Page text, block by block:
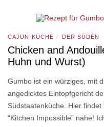
CAJUN-KÜCHE / DER SÜDEN
Chicken and
Huhn und Wurst)
Gumbo ist ein würziges, mit
angedicktes Eintopfgericht
Südstaatenküche. Hier
“Kitchen Impossible” nahe!